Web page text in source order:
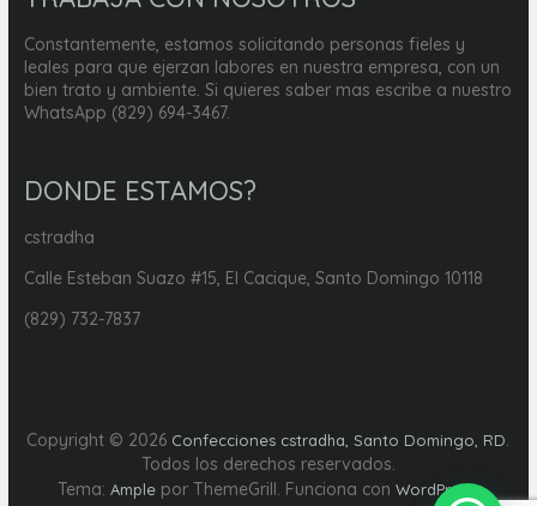
Constantemente, estamos solicitando personas fieles y
leales para que ejerzan labores en nuestra empresa, con un
bien trato y ambiente. Si quieres saber mas escribe a nuestro
WhatsApp (829) 694-3467.
DONDE ESTAMOS?
cstradha
Calle Esteban Suazo #15, El Cacique, Santo Domingo 10118
(829) 732-7837
Copyright © 2026 Confecciones cstradha, Santo Domingo, RD.
Todos los derechos reservados.
Tema:Ample por ThemeGrill. Funciona conWordPress.